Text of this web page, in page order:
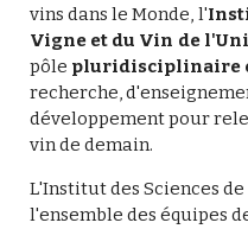
vins dans le Monde, l'
Vigne et du Vin de
pôle pluridisciplinaire
recherche,
développement pour
vin de demain.
L'Institut des Sciences
l'ensemble des équipes